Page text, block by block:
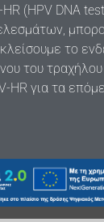
(HPV DNA
το
του
HR για τα